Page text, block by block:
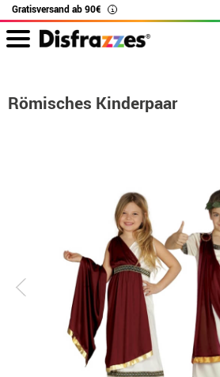
Gratisversand ab 90€ i
Römisches Kinderpaar